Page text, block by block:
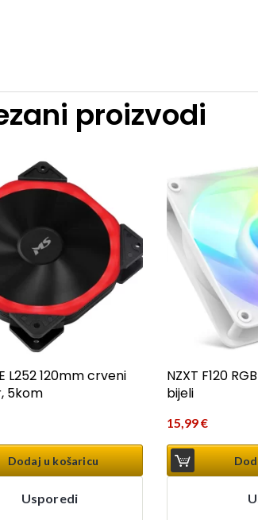
proizvodi
L252 120mm crveni
5kom
Dodaj u košaricu
Usporedi
NZXT F120
bijeli
15,99€